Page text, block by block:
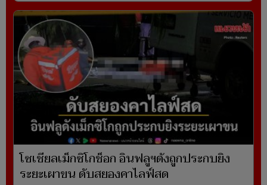
โซเชียลเม็กซิโกช็อก อินฟลูฯดังถูกประกบยิง
ระยะเผาขน ดับสยองคาไลฟ์สด